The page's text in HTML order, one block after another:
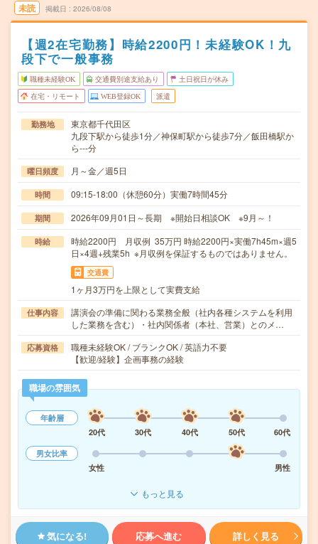
未読 掲載日 2026/08/08
【週2在宅勤務】時給2200円！未経験OK！九
段下で一般事務
職種未経験OK 交通費別途支給あり 土日祝日が休み
在宅・リモート WEB登録OK 派遣
勤務地
東京都千代田区
九段下駅から徒歩1分／神保町駅から徒歩7分／飯田橋駅か
ら---分
曜日頻度 月～金／週5日
時間 09:15-18:00（休憩60分）実働7時間45分
期間 2026年09月01日～長期 ※開始日相談OK ※9月～！
時給
時給2200円 月収例 35万円 時給2200円×実働7h45m×週5
日×4週+残業5h ※月収例を保証するものではありません。
交通費
1ヶ月3万円を上限として実費支給
仕事内容
講演会の準備に関わる業務全般（社内各種システムを利用
した業務を含む）・社内関係者（本社、営業）とのメ…
応募資格
職種未経験OK / ブランクOK / 英語力不要
【歓迎/経験】企画事務の経験
職場の雰囲気
年齢層
20代
30代 40代 50代
60代
男女比率
女性
男性
もっと見る
気になる! 応募へ進む 詳しく見る